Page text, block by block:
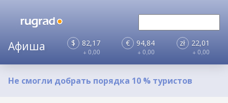
$ 82,17
+ 0,00
€ 94,84
+ 0,00
zł 22,01
+ 0,00
Не смогли добрать порядка 10 % туристов